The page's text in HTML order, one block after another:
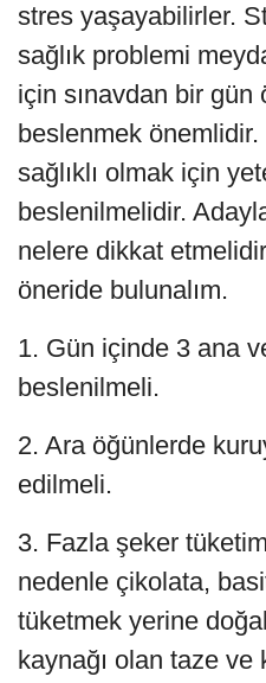
stres yaşayabilirler.
sağlık problemi
için sınavdan bir gün
beslenmek önemlidir.
sağlıklı olmak için
beslenilmelidir.
nelere dikkat
öneride bulunalım.
1. Gün içinde 3 ana
beslenilmeli.
2. Ara öğünlerde
edilmeli.
3. Fazla şeker
nedenle çikolata,
tüketmek yerine
kaynağı olan taze